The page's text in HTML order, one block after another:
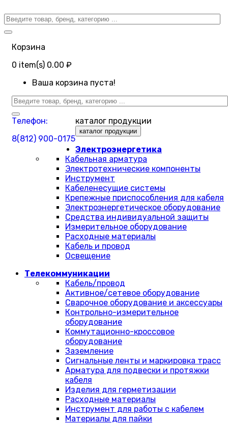
Корзина
0 item(s) 0.00 ₽
Ваша корзина пуста!
Телефон:
8(812) 900-0175
каталог продукции
каталог продукции
Электроэнергетика
Кабельная арматура
Электротехнические компоненты
Инструмент
Кабеленесущие системы
Крепежные приспособления для кабеля
Электроэнергетическое оборудование
Средства индивидуальной защиты
Измерительное оборудование
Расходные материалы
Кабель и провод
Освещение
Телекоммуникации
Кабель/провод
Активное/сетевое оборудование
Сварочное оборудование и аксессуары
Контрольно-измерительное
оборудование
Коммутационно-кроссовое
оборудование
Заземление
Сигнальные ленты и маркировка трасс
Арматура для подвески и протяжки
кабеля
Изделия для герметизации
Расходные материалы
Инструмент для работы с кабелем
Материалы для пайки